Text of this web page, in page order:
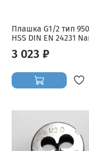
Плашка G1/2 тип
HSS DIN EN 24231
3 023 ₽